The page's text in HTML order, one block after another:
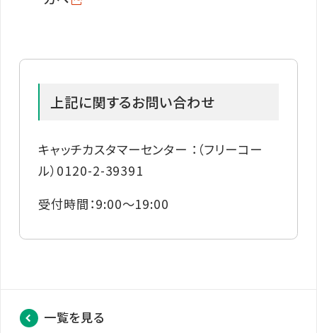
上記に関するお問い合わせ
キャッチカスタマーセンター ：（フリーコー
ル）0120-2-39391
受付時間：9:00～19:00
一覧を見る